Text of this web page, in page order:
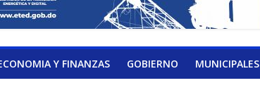
Y FINANZAS GOBIERNO MUNICIPALES